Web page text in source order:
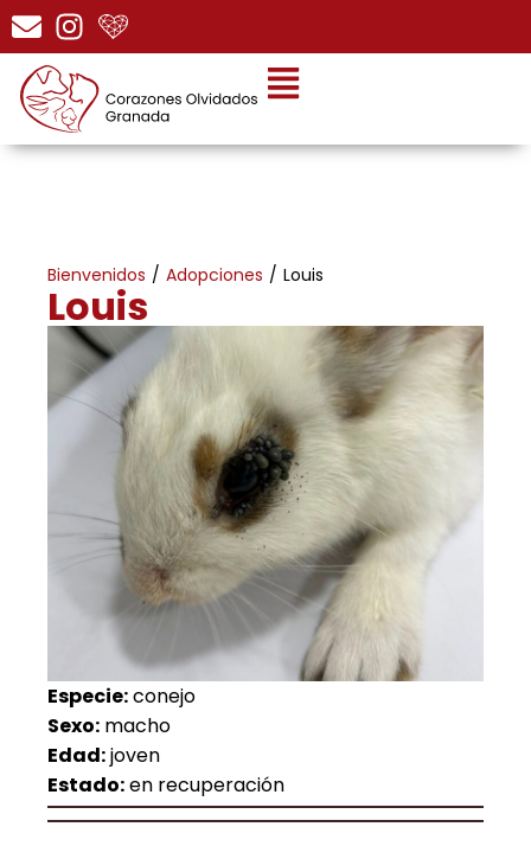
Bienvenidos / Adopciones / Louis
Louis
Especie:conejo
Sexo: macho
Edad:joven
Estado:en recuperación